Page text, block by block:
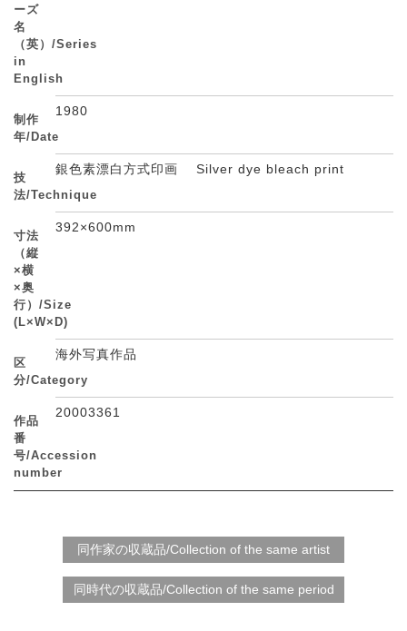
ーズ
名
（英）/Series
in
English
制作
年/Date
1980
技
法/Technique
銀色素漂白方式印画 Silver dye bleach print
寸法
（縦
×横
×奥
行）/Size
(L×W×D)
392×600mm
区
分/Category
海外写真作品
作品
番
号/Accession
number
20003361